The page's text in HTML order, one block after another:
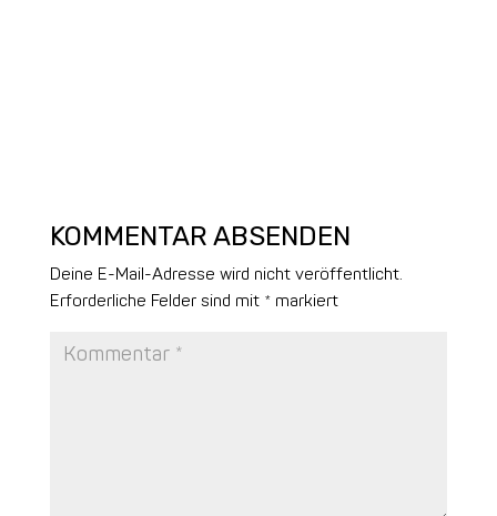
KOMMENTAR ABSENDEN
Deine E-Mail-Adresse wird nicht veröffentlicht.
Erforderliche Felder sind mit *markiert